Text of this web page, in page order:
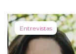
Entrevistas